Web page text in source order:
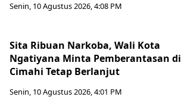
Senin, 10 Agustus 2026, 4:08 PM
Sita Ribuan Narkoba, Wali Kota
Ngatiyana Minta Pemberantasan di
Cimahi Tetap Berlanjut
Senin, 10 Agustus 2026, 4:01 PM